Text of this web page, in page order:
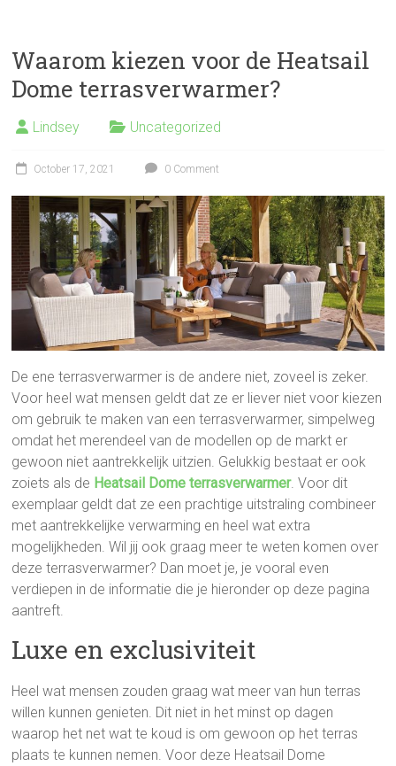
Waarom kiezen voor de Heatsail
Dome terrasverwarmer?
Lindsey Uncategorized
October 17, 2021 0 Comment
De ene terrasverwarmer is de andere niet, zoveel is zeker.
Voor heel wat mensen geldt dat ze er liever niet voor kiezen
om gebruik te maken van een terrasverwarmer, simpelweg
omdat het merendeel van de modellen op de markt er
gewoon niet aantrekkelijk uitzien. Gelukkig bestaat er ook
zoiets als de Heatsail Dome terrasverwarmer. Voor dit
exemplaar geldt dat ze een prachtige uitstraling combineer
met aantrekkelijke verwarming en heel wat extra
mogelijkheden. Wil jij ook graag meer te weten komen over
deze terrasverwarmer? Dan moet je, je vooral even
verdiepen in de informatie die je hieronder op deze pagina
aantreft.
Luxe en exclusiviteit
Heel wat mensen zouden graag wat meer van hun terras
willen kunnen genieten. Dit niet in het minst op dagen
waarop het net wat te koud is om gewoon op het terras
plaats te kunnen nemen. Voor deze Heatsail Dome